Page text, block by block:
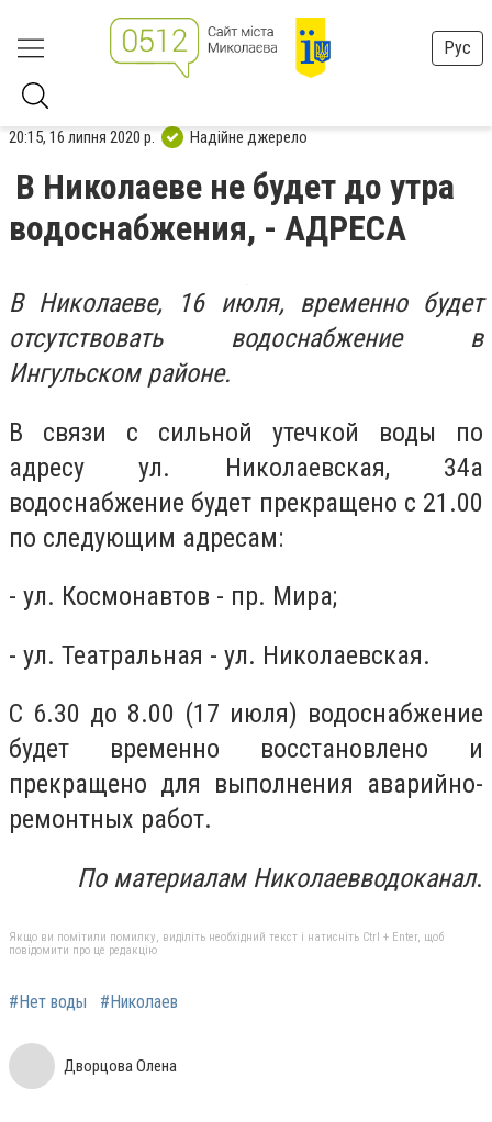
Рус
20:15, 16 липня 2020 р. Надійне джерело
В Николаеве не будет до утра
водоснабжения, - АДРЕСА
В Николаеве, 16 июля, временно будет
отсутствовать водоснабжение в
Ингульском районе.
В связи с сильной утечкой воды по
адресу ул. Николаевская, 34а
водоснабжение будет прекращено с 21.00
по следующим адресам:
- ул. Космонавтов - пр. Мира;
- ул. Театральная - ул. Николаевская.
С 6.30 до 8.00 (17 июля) водоснабжение
будет временно восстановлено и
прекращено для выполнения аварийно-
ремонтных работ.
По материалам Николаевводоканал.
Якщо ви помітили помилку, виділіть необхідний текст і натисніть Ctrl + Enter, щоб
повідомити про це редакцію
#Нет воды #Николаев
Дворцова Олена